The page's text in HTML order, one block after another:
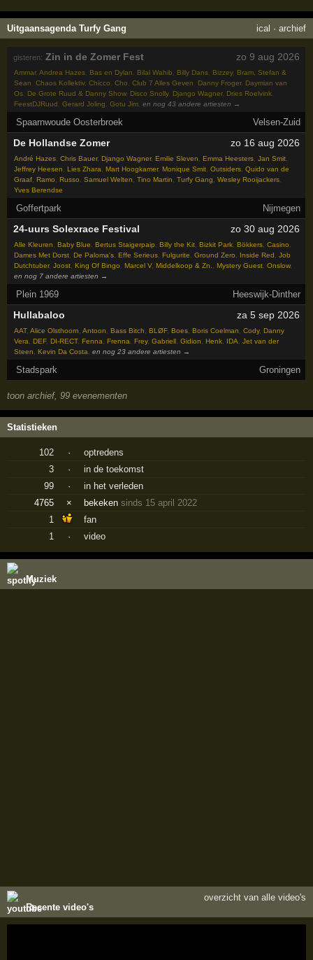
Uitgaansagenda Turfy Gang ical · archief
gisteren: Zin in de Zomer Fest zo 9 aug 2026
Ammar,Andrea Hazes Bas en Dylan Bilal Wahib Billy Dans Bizzey, Bram, Stefan &
Sean
,Chaos Kollektiv,Chicco ,Cho ,Club 7 Alles Geven Danny Froger, Daymian van
Os
De Grote Ruud & Danny Show, Disco Snolly, Django Wagner, Dries Roelvink
FeestDJRuud
,Gerard Joling ,Gotu Jim ,en nog 43 andere artiesten →
Spaarnwoude Oosterbroek Velsen-Zuid
De Hollandse Zomer zo 16 aug 2026
André Hazes ,Chris Bauer,Django Wagner,Emilie Sleven ,Emma Heesters ,Jan Smit
Jeffrey Heesen
,Lies Zhara ,Mart Hoogkamer,Monique Smit ,Outsiders ,Quido van de
Graaf ,Ramo ,Russo ,Samuel Welten ,Tino Martin ,Turfy Gang ,Wesley Rooijackers
Yves Berendse
Goffertpark Nijmegen
24-uurs Solexrace Festival zo 30 aug 2026
Alle Kleuren ,Baby Blue ,Bertus Staigerpaip ,Billy the Kit ,Bizkit Park ,Bökkers ,Casino
Dames Met Dorst ,De Paloma's ,Effe Serieus ,Fulgurite ,Ground Zero Inside Red ,Job
Dutchtuber,Joost ,King Of Bingo ,Marcel V,Middelkoop & Zn. ,Mystery Guest ,Onslow,
en nog 7 andere artiesten →
Plein 1969 Heeswijk-Dinther
Hullabaloo za 5 sep 2026
AAT,Alice Olsthoorn ,Antoon ,Bass Bitch ,BLØF,Boes ,Boris Coelman ,Cody,Danny
Vera
,DEF,DI-RECT,Fenna ,Frenna ,Frey,Gabriell ,Gidion ,Henk IDA ,Jet van der
Steen
,Kevin Da Costa ,en nog 23 andere artiesten →
Stadspark Groningen
toon archief, 99 evenementen
Statistieken
102 ·
optredens
3
·
in de toekomst
99
·
in het verleden
4765
× bekekensinds 15 april 2022
1
fan
1
· video
Muziek
Recente video's
overzicht van alle video's